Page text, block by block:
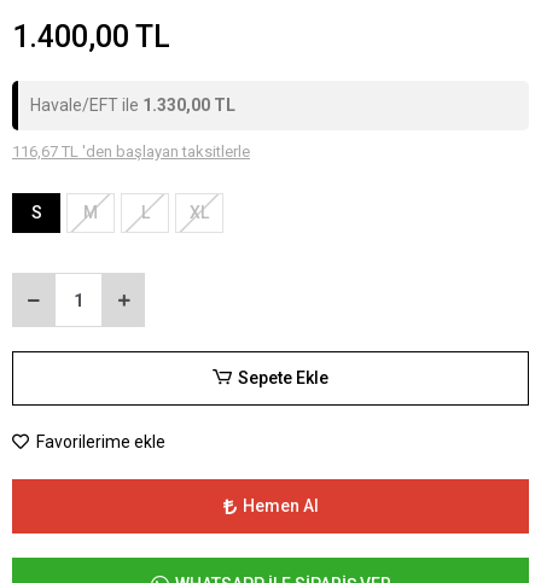
1.400,00 TL
Havale/EFT ile 1.330,00 TL
116,67 TL 'den başlayan taksitlerle
S M L XL
Sepete Ekle
Favorilerime ekle
Hemen Al